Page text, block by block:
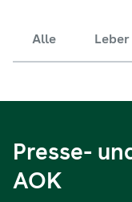
Alle Leber
Presse-
AOK